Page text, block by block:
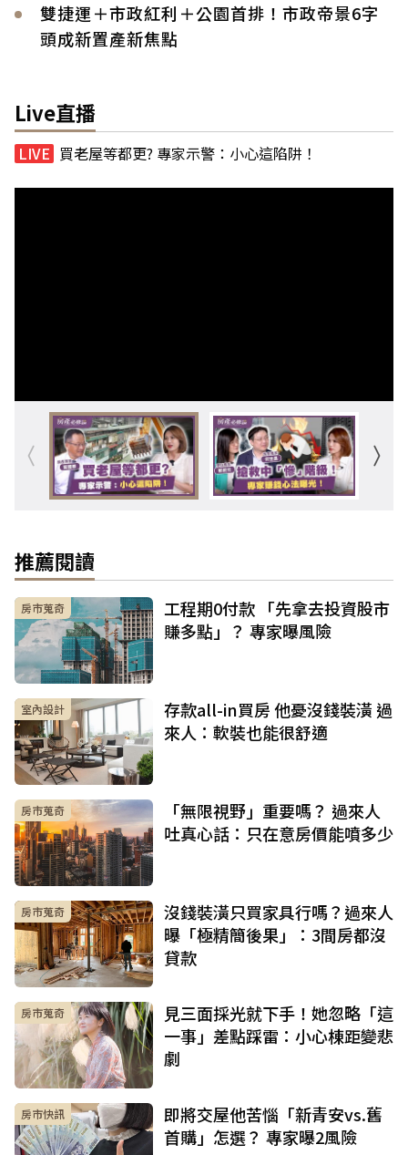
雙捷運＋市政紅利＋公園首排！市政帝景6字
頭成新置產新焦點
Live直播
買老屋等都更? 專家示警：小心這陷阱！
推薦閱讀
房市蒐奇
工程期0付款 「先拿去投資股市
賺多點」？ 專家曝風險
室內設計
存款all-in買房 他憂沒錢裝潢 過
來人：軟裝也能很舒適
房市蒐奇
「無限視野」重要嗎？ 過來人
吐真心話：只在意房價能噴多少
房市蒐奇
沒錢裝潢只買家具行嗎？過來人
曝「極精簡後果」：3間房都沒
貸款
房市蒐奇
見三面採光就下手！她忽略「這
一事」差點踩雷：小心棟距變悲
劇
房市快訊
即將交屋他苦惱「新青安vs.舊
首購」怎選？ 專家曝2風險